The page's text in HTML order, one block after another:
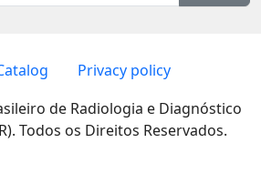
Privacy policy
de Radiologia e Diagnóstico
Todos os Direitos Reservados.